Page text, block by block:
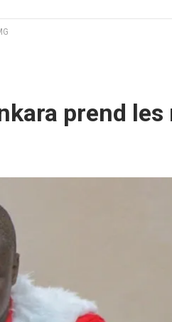
prend les